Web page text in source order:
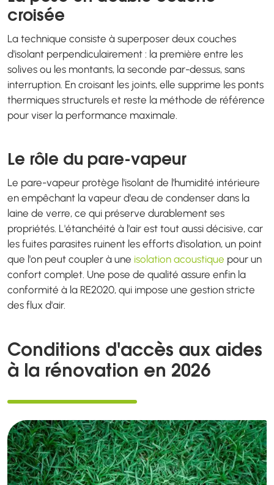
croisée
La technique consiste à superposer deux couches
d'isolant perpendiculairement : la première entre les
solives ou les montants, la seconde par-dessus, sans
interruption. En croisant les joints, elle supprime les ponts
thermiques structurels et reste la méthode de référence
pour viser la performance maximale.
Le rôle du pare-vapeur
Le pare-vapeur protège l'isolant de l'humidité intérieure
en empêchant la vapeur d'eau de condenser dans la
laine de verre, ce qui préserve durablement ses
propriétés. L'étanchéité à l'air est tout aussi décisive, car
les fuites parasites ruinent les efforts d'isolation, un point
que l'on peut coupler à une isolation acoustique pour un
confort complet. Une pose de qualité assure enfin la
conformité à la RE2020, qui impose une gestion stricte
des flux d'air.
Conditions d'accès aux aides
à la rénovation en 2026